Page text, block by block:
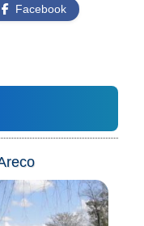
Facebook